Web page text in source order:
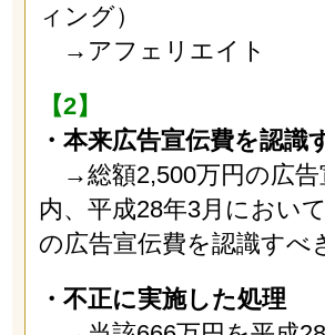
ィング）
→アフェリエイト
【2】
・本来広告宣伝費を認識
→総額2,500万円の広告
内、平成28年3月におい
の広告宣伝費を認識すべ
・不正に実施した処理